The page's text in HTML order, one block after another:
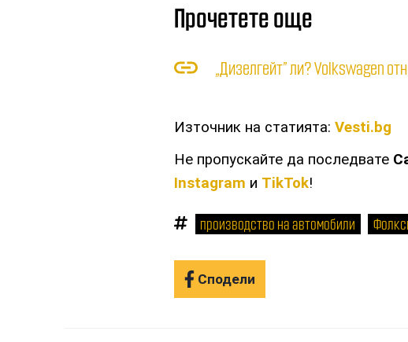
Прочетете още
„Дизелгейт” ли? Volkswagen
Източник на статията: Vesti.bg
Не пропускайте да последвате
Instagram и TikTok!
производство на автомобили
Сподели